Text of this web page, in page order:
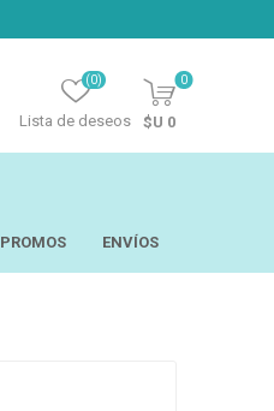
Lista de deseos
(0) 0
$U 0
PROMOS ENVÍOS